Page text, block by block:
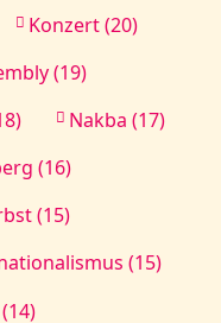
Konzert (20)
(19)
Nakba (17)
(16)
(15)
(15)